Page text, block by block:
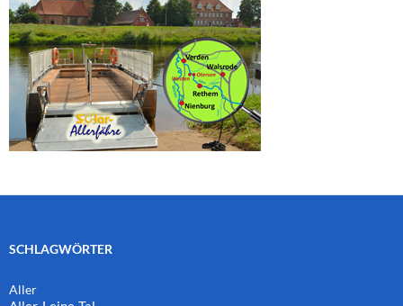
SCHLAGWÖRTER
Aller